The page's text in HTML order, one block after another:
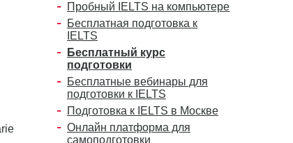
Пробный IELTS на компьютере
Бесплатная подготовка к
IELTS
Бесплатный курс
подготовки
Бесплатные вебинары для
подготовки к IELTS
Подготовка к IELTS в Москве
Онлайн платформа для
самоподготовки